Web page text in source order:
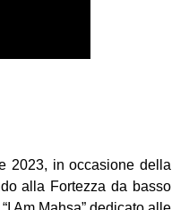
2023, in occasione della
alla Fortezza da basso